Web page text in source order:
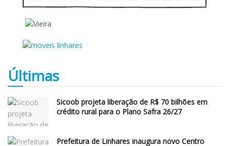
Últimas
Sicoob projeta liberação de R$ 70 bilhões em
crédito rural para o Plano Safra 26/27
Prefeitura de Linhares inaugura novo Centro